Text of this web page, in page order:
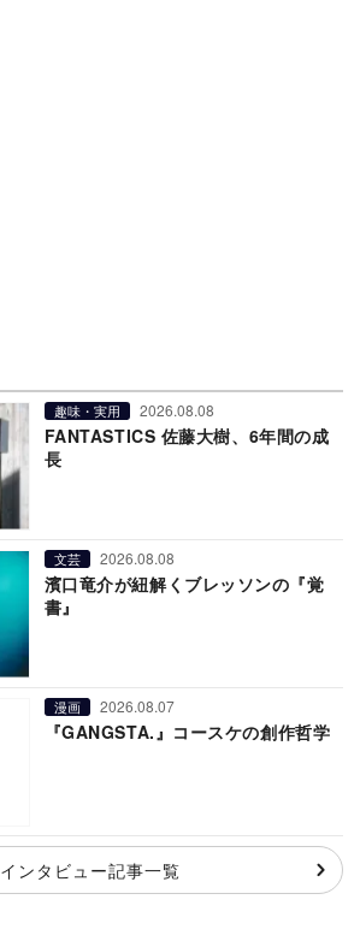
趣味・実用 2026.08.08
FANTASTICS 佐藤大樹、6年間の成
長
文芸 2026.08.08
濱口竜介が紐解くブレッソンの『覚
書』
漫画 2026.08.07
『GANGSTA.』コースケの創作哲学
インタビュー記事一覧